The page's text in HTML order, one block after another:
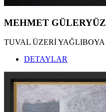
MEHMET GÜLERYÜZ
TUVAL ÜZERİ YAĞLIBOYA
DETAYLAR